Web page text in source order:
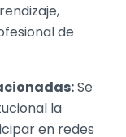
de
Se
la
en redes